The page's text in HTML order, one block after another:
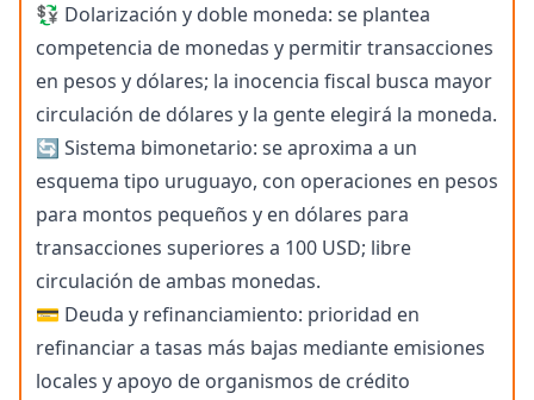
💱 Dolarización y doble moneda: se plantea
competencia de monedas y permitir transacciones
en pesos y dólares; la inocencia fiscal busca mayor
circulación de dólares y la gente elegirá la moneda.
🔄 Sistema bimonetario: se aproxima a un
esquema tipo uruguayo, con operaciones en pesos
para montos pequeños y en dólares para
transacciones superiores a 100 USD; libre
circulación de ambas monedas.
💳 Deuda y refinanciamiento: prioridad en
refinanciar a tasas más bajas mediante emisiones
locales y apoyo de organismos de crédito